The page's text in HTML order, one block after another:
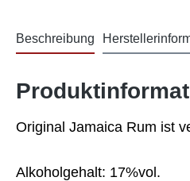
Beschreibung
Original Jamaica Rum ist
Alkoholgehalt: 17%vol.